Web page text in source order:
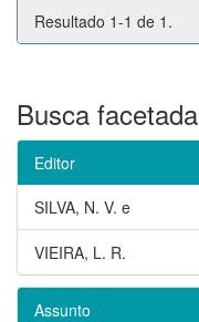
Resultado 1-1 de 1.
Busca facetada
Editor
SILVA, N. V. e
VIEIRA, L. R.
Assunto